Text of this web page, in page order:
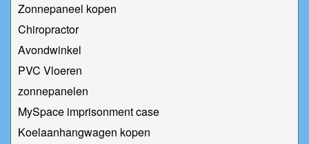
Zonnepaneel kopen
Chiropractor
Avondwinkel
PVC Vloeren
zonnepanelen
MySpace imprisonment case
Koelaanhangwagen kopen